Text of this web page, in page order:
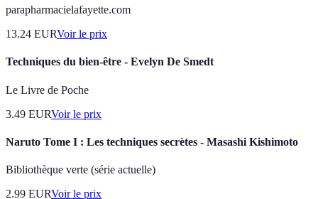
parapharmacielafayette.com
13.24 EURVoir le prix
Techniques du bien-être - Evelyn De Smedt
Le Livre de Poche
3.49 EURVoir le prix
Naruto Tome I : Les techniques secrètes - Masashi Kishimoto
Bibliothèque verte (série actuelle)
2.99 EURVoir le prix